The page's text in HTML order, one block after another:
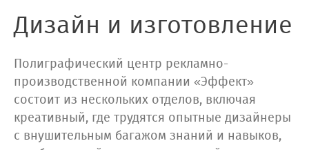
Дизайн и изготовление
Полиграфический центр рекламно-
производственной компании «Эффект»
состоит из нескольких отделов, включая
креативный, где трудятся опытные дизайнеры
с внушительным багажом знаний и навыков,